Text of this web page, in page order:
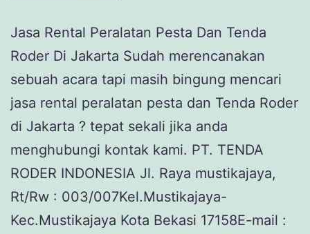
Jasa Rental Peralatan Pesta Dan Tenda
Roder Di Jakarta Sudah merencanakan
sebuah acara tapi masih bingung mencari
jasa rental peralatan pesta dan Tenda Roder
di Jakarta ? tepat sekali jika anda
menghubungi kontak kami. PT. TENDA
RODER INDONESIA Jl. Raya mustikajaya,
Rt/Rw : 003/007Kel.Mustikajaya-
Kec.Mustikajaya Kota Bekasi 17158E-mail :